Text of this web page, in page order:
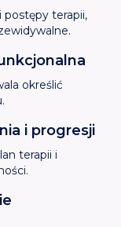
postępy terapii,
określić
i progresji
terapii i